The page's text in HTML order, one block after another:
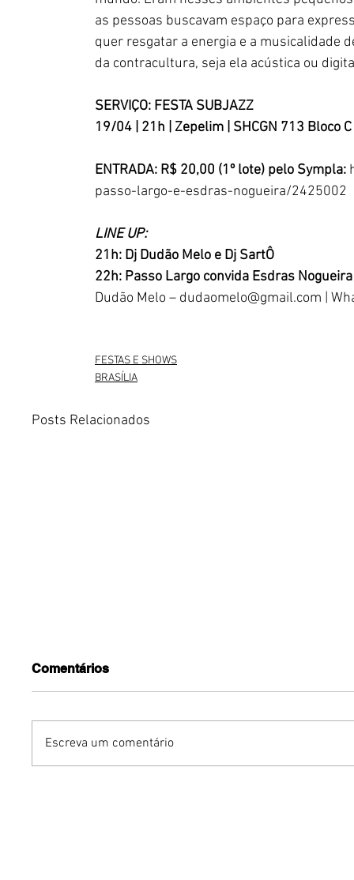
as pessoas buscavam espaço para
quer resgatar a energia e a musicalidade
da contracultura, seja ela acústica ou
SERVIÇO: FESTA SUBJAZZ
19/04 | 21h | Zepelim | SHCGN 713 Bloco
ENTRADA: R$ 20,00 (1º lote) pelo Sympla:
passo-largo-e-esdras-nogueira/2425002
LINE UP:
21h: Dj Dudão Melo e Dj SartÔ
22h: Passo Largo convida Esdras Nogueira
Dudão Melo – dudaomelo@gmail.com |
FESTAS E SHOWS
BRASÍLIA
Posts Relacionados
Comentários
Escreva um comentário